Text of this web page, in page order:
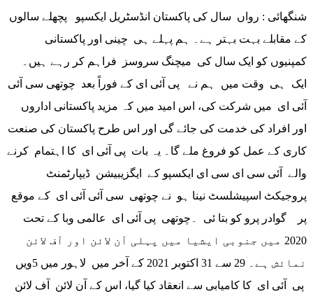
شنگھائی : رواں سال کی پاکستان انڈسٹریل ایکسپو پچھلے سالوں
کے مقابلے بہت بہتر ہے۔ ہم پہلے ہی چینی اور پاکستانی
کمپنیوں کو ایک سال کی میچنگ سروسز فراہم کر رہے ہیں۔
ایک ہی وقت میں ہم نے پی آئی ای کے فوراً بعد چوتھی سی آئی
آئی ای میں شرکت کی، اس امید میں کہ مزید پاکستانی اداروں
اور افراد کی خدمت کی جائے گی اور اس طرح پاکستان کی صنعت
کاری کے عمل کو فروغ ملے گا۔ یہ بات پی آئی ای کا اہتمام کرنے
والے آئی سی ای سی ای ایکسپو کے ایگزیبیشن ڈیپارٹمنٹ
پروجیکٹ اسپیشلسٹ نینا ہو نے چوتھی سی آئی آئی ای کے موقع
پر گوادر پرو کو بتا ئی ۔چوتھی پی آئی ای عالمی وبا کے تحت
2020 میں جنوبی ایشیا میں پہلی آن لائن اور آف لائن
نمائش ہے۔ 29 سے 31 اکتوبر 2021 کے آخر میں لاہور میں 5ویں
پی آئی ای کا کامیابی سے انعقاد کیا گیا، اس کے آن لائن آف لائن